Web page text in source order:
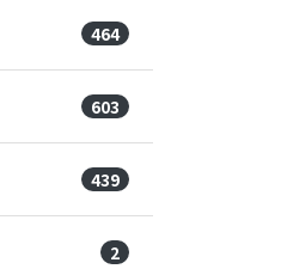
464
603
439
2